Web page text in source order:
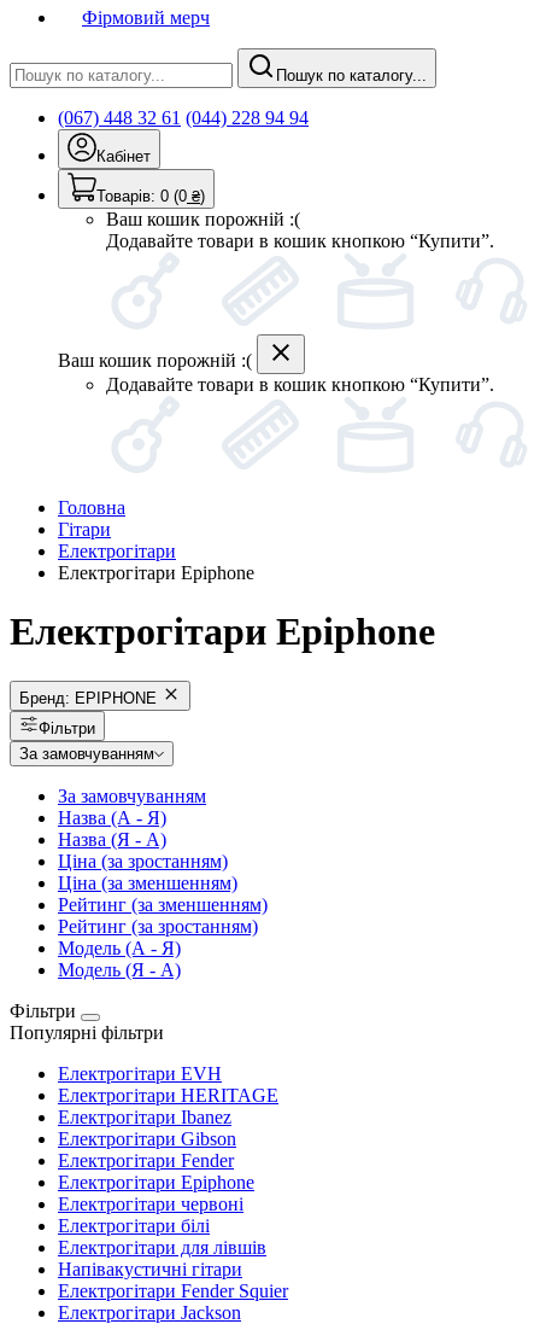
Фірмовий мерч
Пошук по каталогу...
(067) 448 32 61 (044) 228 94 94
Кабінет
Товарів: 0 (0 ₴)
Ваш кошик порожній :(
Додавайте товари в кошик кнопкою “Купити”.
Ваш кошик порожній :(
Додавайте товари в кошик кнопкою “Купити”.
Головна
Гітари
Електрогітари
Електрогітари Epiphone
Електрогітари Epiphone
Бренд: EPIPHONE
Фільтри
За замовчуванням
За замовчуванням
Назва (А - Я)
Назва (Я - А)
Ціна (за зростанням)
Ціна (за зменшенням)
Рейтинг (за зменшенням)
Рейтинг (за зростанням)
Модель (А - Я)
Модель (Я - А)
Фільтри
Популярні фільтри
Електрогітари EVH
Електрогітари HERITAGE
Електрогітари Ibanez
Електрогітари Gibson
Електрогітари Fender
Електрогітари Epiphone
Електрогітари червоні
Електрогітари білі
Електрогітари для лівшів
Напівакустичні гітари
Електрогітари Fender Squier
Електрогітари Jackson